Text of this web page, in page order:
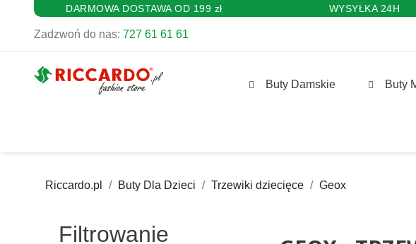
DARMOWA DOSTAWA OD 199 zł WYSYŁKA 24H
Zadzwoń do nas: 727 61 61 61
Buty Damskie Buty
Riccardo.pl Buty Dla Dzieci Trzewiki dziecięce Geox
Filtrowanie